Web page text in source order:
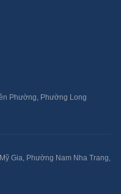
phương pháp như
phân nước để loại
dư lượng thuốc trừ
âm để làm sạch
là các khe hở và
là công nghệ
vi khuẩn và chất độc.
Phường, Phường Long
Gia, Phường Nam Nha Trang,